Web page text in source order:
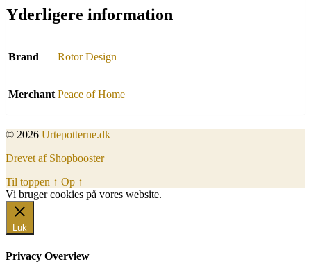
Yderligere information
Brand Rotor Design
Merchant Peace of Home
© 2026 Urtepotterne.dk
Drevet af Shopbooster
Til toppen ↑ Op ↑
Vi bruger cookies på vores website.
Luk
Privacy Overview